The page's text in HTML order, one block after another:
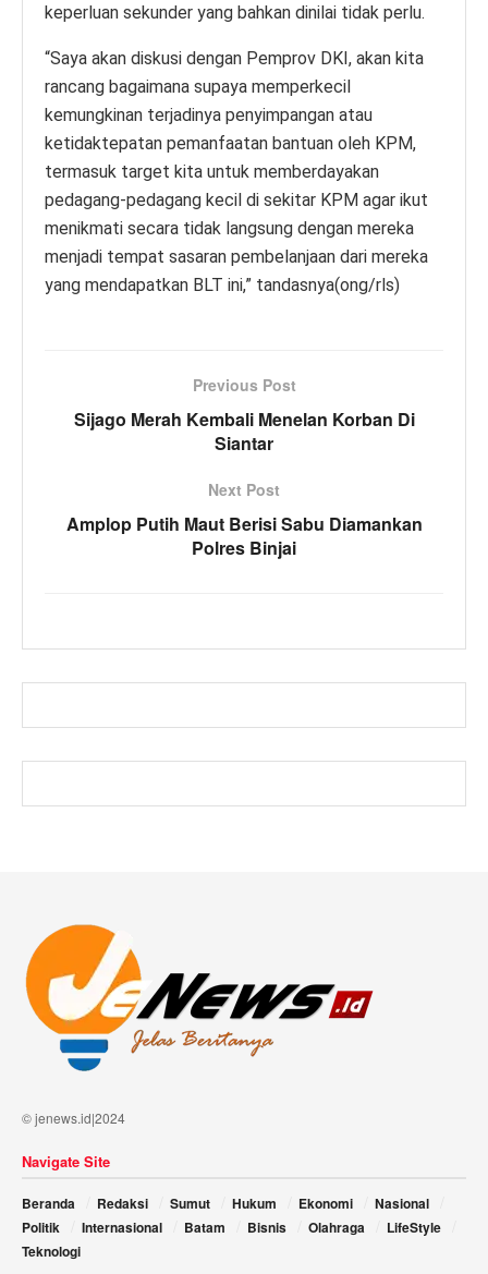
keperluan sekunder yang bahkan dinilai tidak perlu.
“Saya akan diskusi dengan Pemprov DKI, akan kita
rancang bagaimana supaya memperkecil
kemungkinan terjadinya penyimpangan atau
ketidaktepatan pemanfaatan bantuan oleh KPM,
termasuk target kita untuk memberdayakan
pedagang-pedagang kecil di sekitar KPM agar ikut
menikmati secara tidak langsung dengan mereka
menjadi tempat sasaran pembelanjaan dari mereka
yang mendapatkan BLT ini,” tandasnya(ong/rls)
Previous Post
Sijago Merah Kembali Menelan Korban Di
Siantar
Next Post
Amplop Putih Maut Berisi Sabu Diamankan
Polres Binjai
© jenews.id|2024
Navigate Site
Beranda Redaksi Sumut Hukum Ekonomi
Nasional
Politik
Internasional Batam Bisnis Olahraga
LifeStyle
Teknologi